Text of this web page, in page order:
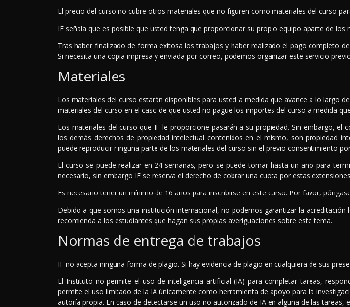
El precio del curso no cubre otros materiales que no figuren como materiales del curso
IF señala que es posible que usted tenga que proporcionar su propio equipo aparte de
Tras haber finalizado de forma exitosa los trabajos y haber realizado el pago completo
Si necesita una copia impresa y enviada por correo, podemos organizar este servicio
Materiales
Los materiales del curso estarán disponibles para usted a medida que avance a lo largo
materiales del curso en el caso de que usted no pague los importes del curso a medida
Los materiales del curso que IF le proporcione pasarán a su propiedad. Sin embargo,
los demás derechos de propiedad intelectual contenidos en el mismo, son propiedad
puede reproducir ninguna parte de los materiales del curso sin el previo consentimiento
El curso se puede realizar en 24 semanas, pero se puede tomar hasta un año para
necesario, sin embargo IF se reserva el derecho de cobrar una cuota por estas
Es necesario tener un mínimo de 16 años para inscribirse en este curso. Por favor,
Debido a que somos una institución internacional, no podemos garantizar la
recomienda a los estudiantes que hagan sus propias averiguaciones sobre este tema.
Normas de entrega de trabajos
IF no acepta ninguna forma de plagio. Si hay evidencia de plagio en cualquiera de sus
El Instituto no permite el uso de inteligencia artificial (IA) para completar tareas,
permite el uso limitado de la IA únicamente como herramienta de apoyo para la
autoría propia. En caso de detectarse un uso no autorizado de IA en alguna de las